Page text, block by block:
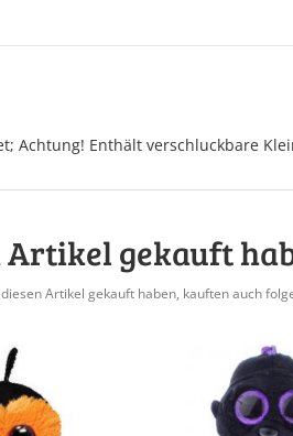
Achtung! Enthält verschluckbare
Artikel gekauft
Artikel gekauft haben, kauften auch